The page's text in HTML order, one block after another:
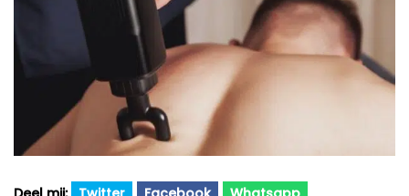
Overige Producten
Beste Mini Massage Guns
Beste Professionele Massage Pistolen
Addsfit
Compex
Hyperice